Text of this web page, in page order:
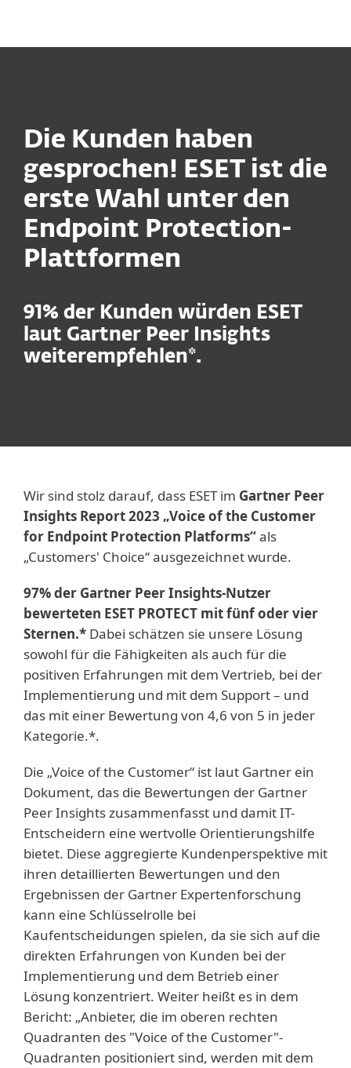
Die Kunden haben
gesprochen! ESET ist die
erste Wahl unter den
Endpoint Protection-
Plattformen
91% der Kunden würden ESET
laut Gartner Peer Insights
weiterempfehlen*.
Wir sind stolz darauf, dass ESET im Gartner Peer
Insights Report 2023 „Voice of the Customer
for Endpoint Protection Platforms“als
„Customers' Choice“ ausgezeichnet wurde.
97% der Gartner Peer Insights-Nutzer
bewerteten ESET PROTECT mit fünf oder vier
Sternen.* Dabei schätzen sie unsere Lösung
sowohl für die Fähigkeiten als auch für die
positiven Erfahrungen mit dem Vertrieb, bei der
Implementierung und mit dem Support – und
das mit einer Bewertung von 4,6 von 5 in jeder
Kategorie.*.
Die „Voice of the Customer“ ist laut Gartner ein
Dokument, das die Bewertungen der Gartner
Peer Insights zusammenfasst und damit IT-
Entscheidern eine wertvolle Orientierungshilfe
bietet. Diese aggregierte Kundenperspektive mit
ihren detaillierten Bewertungen und den
Ergebnissen der Gartner Expertenforschung
kann eine Schlüsselrolle bei
Kaufentscheidungen spielen, da sie sich auf die
direkten Erfahrungen von Kunden bei der
Implementierung und dem Betrieb einer
Lösung konzentriert. Weiter heißt es in dem
Bericht: „Anbieter, die im oberen rechten
Quadranten des "Voice of the Customer"-
Quadranten positioniert sind, werden mit dem